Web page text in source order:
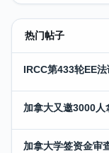
热门帖子
IRCC第433轮EE
加拿大又邀3000人
加拿大学签资金审